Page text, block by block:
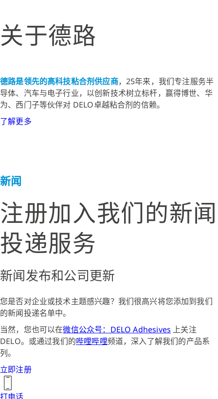
关于德路
德路是领先的高科技粘合剂供应商，25年来，我们专注服务半
导体、汽车与电子行业，以创新技术树立标杆，赢得博世、华
为、西门子等伙伴对 DELO卓越粘合剂的信赖。
了解更多
新闻
注册加入我们的新闻
投递服务
新闻发布和公司更新
您是否对企业或技术主题感兴趣？我们很高兴将您添加到我们
的新闻投递名单中。
当然，您也可以在微信公众号：DELO Adhesives 上关注
DELO。或通过我们的哔哩哔哩频道，深入了解我们的产品系
列。
立即注册
打电话